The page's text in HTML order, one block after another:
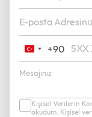
Turkey
+90
+90
Kişisel Verilerin
okudum. Kişisel